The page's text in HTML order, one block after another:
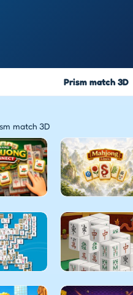
Prism match 3D
match 3D